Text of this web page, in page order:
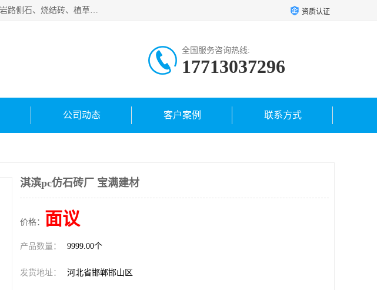
邯郸市宝满建材有限公司专业生产各种水泥预制件，包括仿花岗岩路面砖、仿花岗岩人行道砖、仿花岗岩路侧石、烧结砖、植草砖、码头砖连锁块、仿花岗岩路侧石、沙井盖、水泥盖板等各种水泥制品 资质认证
全国服务咨询热线:
17713037296
公司动态 客户案例 联系方式
淇滨pc仿石砖厂 宝满建材
价格： 面议
产品数量： 9999.00个
发货地址： 河北省邯郸邯山区